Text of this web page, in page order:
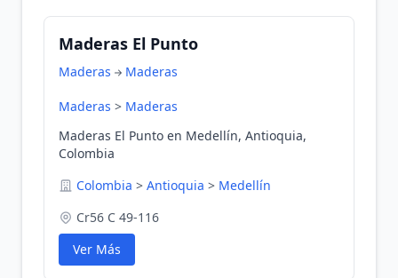
Maderas El Punto
Maderas Maderas
Maderas > Maderas
Maderas El Punto en Medellín, Antioquia,
Colombia
Colombia > Antioquia > Medellín
Cr56 C 49-116
Ver Más